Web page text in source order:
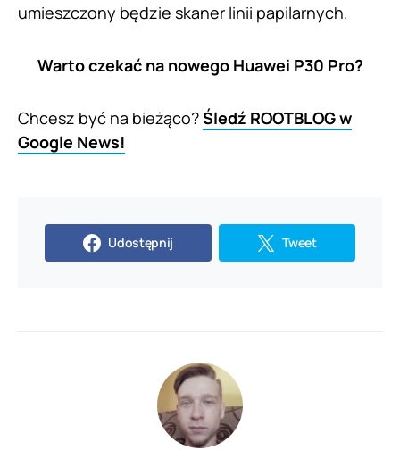
umieszczony będzie skaner linii papilarnych.
Warto czekać na nowego Huawei P30 Pro?
Chcesz być na bieżąco?Śledź ROOTBLOG w
Google News!
Udostępnij Tweet